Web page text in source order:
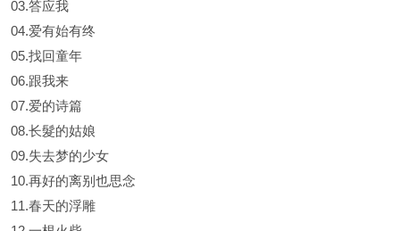
03.答应我
04.爱有始有终
05.找回童年
06.跟我来
07.爱的诗篇
08.长髮的姑娘
09.失去梦的少女
10.再好的离别也思念
11.春天的浮雕